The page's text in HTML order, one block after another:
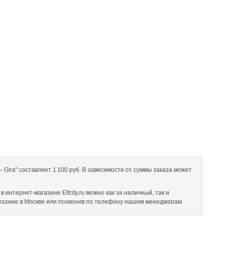
составляет 1 100 руб. В зависимости от суммы заказа может
магазине Elfcity.ru можно как за наличный, так и
в Москве или позвонив по телефону нашим менеджерам.